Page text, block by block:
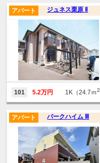
ジュネス栗原 Ⅱ
アパート
101 5.2万円 1K（24.7ｍ2
パークハイム Ⅲ
アパート